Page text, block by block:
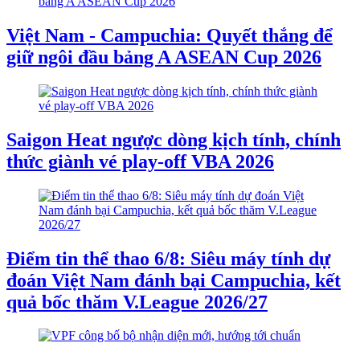
Việt Nam - Campuchia: Quyết thắng để
giữ ngôi đầu bảng A ASEAN Cup 2026
Saigon Heat ngược dòng kịch tính, chính
thức giành vé play-off VBA 2026
Điểm tin thể thao 6/8: Siêu máy tính dự
đoán Việt Nam đánh bại Campuchia, kết
quả bốc thăm V.League 2026/27